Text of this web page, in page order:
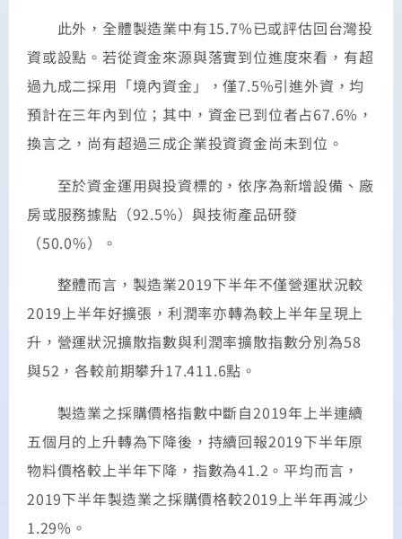
此外，全體製造業中有15.7%已或評估回台灣投
資或設點。若從資金來源與落實到位進度來看，有超
過九成二採用「境內資金」，僅7.5%引進外資，均
預計在三年內到位；其中，資金已到位者占67.6%，
換言之，尚有超過三成企業投資資金尚未到位。
至於資金運用與投資標的，依序為新增設備、廠
房或服務據點（92.5%）與技術產品研發
（50.0%）。
整體而言，製造業2019下半年不僅營運狀況較
2019上半年好擴張，利潤率亦轉為較上半年呈現上
升，營運狀況擴散指數與利潤率擴散指數分別為58
與52，各較前期攀升17.411.6點。
製造業之採購價格指數中斷自2019年上半連續
五個月的上升轉為下降後，持續回報2019下半年原
物料價格較上半年下降，指數為41.2。平均而言，
2019下半年製造業之採購價格較2019上半年再減少
1.29%。